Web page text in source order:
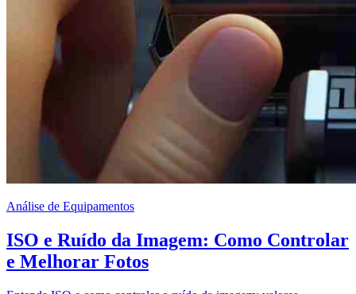
Análise de Equipamentos
ISO e Ruído da Imagem: Como Controlar
e Melhorar Fotos